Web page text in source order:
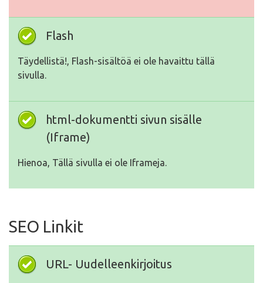
Flash
Täydellistä!, Flash-sisältöä ei ole havaittu tällä
sivulla.
html-dokumentti sivun sisälle
(Iframe)
Hienoa, Tällä sivulla ei ole Iframeja.
SEO Linkit
URL- Uudelleenkirjoitus